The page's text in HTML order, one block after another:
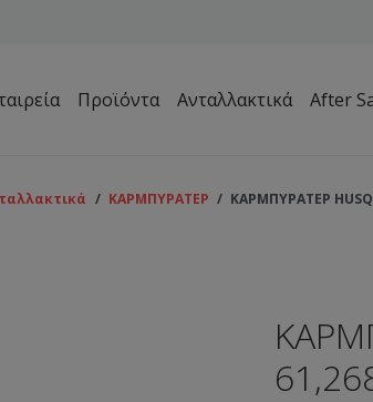
Προϊόντα Ανταλλακτικά After
/ ΚΑΡΜΠΥΡΑΤΕΡ / ΚΑΡΜΠΥΡΑΤΕΡ